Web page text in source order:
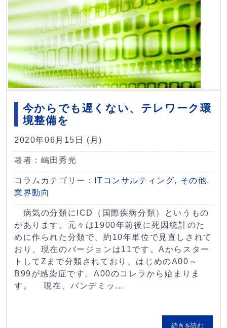
今からでも遅くない、テレワーク環
境整備を
2020年06月15日 (月)
著者：嶋田秀光
コラムカテゴリー： ITコンサルティング, その他,
業界動向
病気の分類にICD（国際疾病分類）というもの
があります。元々は1900年前後に死因統計のた
めに作られた分類で、約10年単位で見直しされて
おり、現在のバージョンは11です。Aからスター
トしてZまで分類されており、はじめのA00～
B99が感染症です。A00のコレラから始まりま
す。 現在、パンデミッ...
続きを読む